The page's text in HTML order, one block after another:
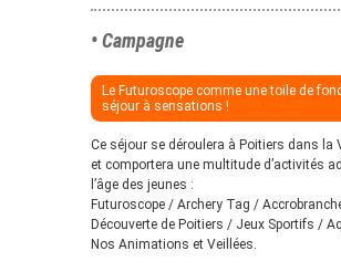
• Campagne
Le Futuroscope comme une toile de
séjour à sensations !
Ce séjour se déroulera à Poitiers dans la
et comportera une multitude d’activités
l’âge des jeunes :
Futuroscope / Archery Tag /
Découverte de Poitiers / Jeux Sportifs /
Nos Animations et Veillées.